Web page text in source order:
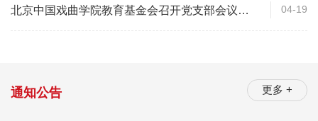
北京中国戏曲学院教育基金会召开党支部会议和
第二届理事会第七次会议
04-19
通知公告 更多 +